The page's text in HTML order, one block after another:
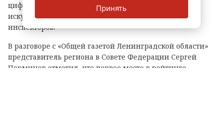
цифровые сервисы, используют беспилотники и
искусственный интеллект, а также обучают
инспекторов.
В разговоре с «Общей газетой Ленинградской области»
представитель региона в Совете Федерации Сергей
Перминов отметил, что первое место в рейтинге
Принять